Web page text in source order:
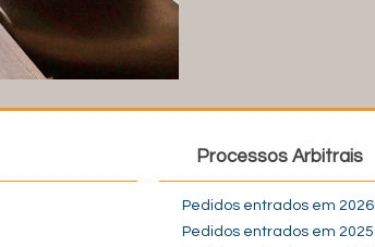
Processos Arbitrais
Pedidos entrados em 2026
Pedidos entrados em 2025